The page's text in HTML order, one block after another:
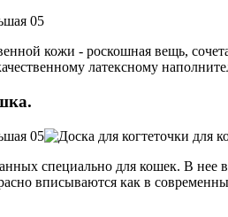
кожи - роскошная вещь,
латексному
специально для кошек. В
вписываются как в